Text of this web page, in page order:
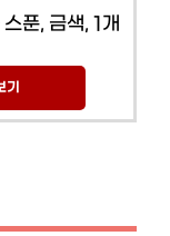
푼, 금색, 1개
기